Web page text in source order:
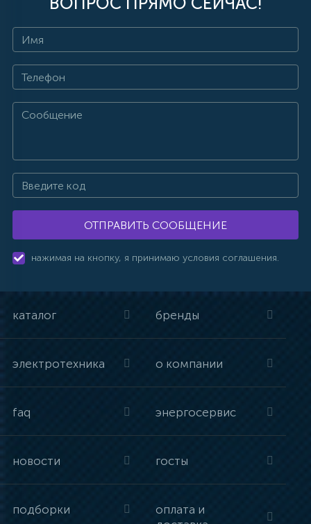
ОТПРАВИТЬ СООБЩЕНИЕ
нажимая на кнопку, я принимаю условия соглашения.
каталог бренды
электротехника о компании
faq энергосервис
новости госты
подборки
оплата и